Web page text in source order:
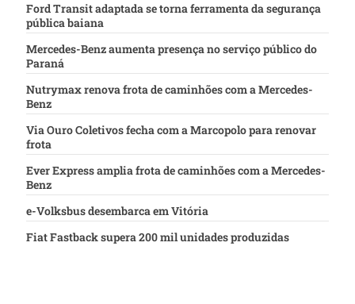
Ford Transit adaptada se torna ferramenta da segurança
pública baiana
Mercedes-Benz aumenta presença no serviço público do
Paraná
Nutrymax renova frota de caminhões com a Mercedes-
Benz
Via Ouro Coletivos fecha com a Marcopolo para renovar
frota
Ever Express amplia frota de caminhões com a Mercedes-
Benz
e-Volksbus desembarca em Vitória
Fiat Fastback supera 200 mil unidades produzidas